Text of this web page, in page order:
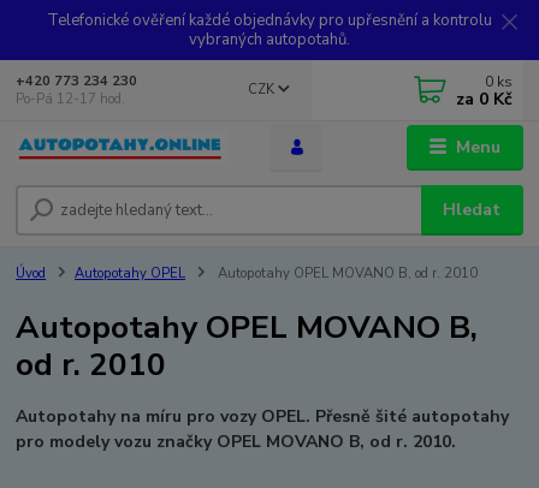
Telefonické ověření každé objednávky pro upřesnění a kontrolu
vybraných autopotahů.
Menu
CZK
Hledat
+420 773 234 230
Po-Pá 12-17 hod.
0 ks
za 0 Kč
Úvod Autopotahy OPEL Autopotahy OPEL MOVANO B, od r. 2010
Autopotahy OPEL MOVANO B,
od r. 2010
Autopotahy na míru pro vozy OPEL. Přesně šité autopotahy
pro modely vozu značky OPEL MOVANO B, od r. 2010.